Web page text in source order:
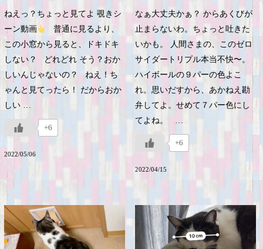
ねえっ？ちょっと見てよ 覗きシ
ーン動画
普通に見るより、
この小窓から見ると、ドキドキ
しない？ どれどれ そう？おか
しいんじゃないの？ ねえ！ち
ゃんと見てったら！ だからおか
しい …
+6
2022/05/06
なぁ大丈夫かぁ？ からあくびが
止まらないわ。ちょっと吐きた
いかも。 人間さまの、このゼロ
サイダートリプル本当不快〜。
ハイボールの９パーの色よこ
れ。思いだすから、あかねえ勘
弁してよ。せめて７パー色にし
てよね。 …
+6
2022/04/15